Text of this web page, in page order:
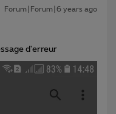
Forum|Forum|6 years ago
d'erreur